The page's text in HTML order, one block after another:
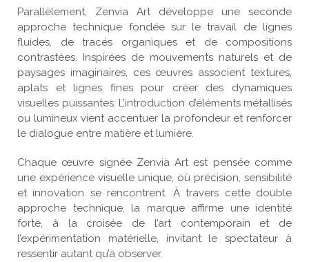
Parallèlement, Zenvia Art développe une seconde
approche technique fondée sur le travail de lignes
fluides, de tracés organiques et de compositions
contrastées. Inspirées de mouvements naturels et de
paysages imaginaires, ces œuvres associent textures,
aplats et lignes fines pour créer des dynamiques
visuelles puissantes. L’introduction d’éléments métallisés
ou lumineux vient accentuer la profondeur et renforcer
le dialogue entre matière et lumière.
Chaque œuvre signée Zenvia Art est pensée comme
une expérience visuelle unique, où précision, sensibilité
et innovation se rencontrent. À travers cette double
approche technique, la marque affirme une identité
forte, à la croisée de l’art contemporain et de
l’expérimentation matérielle, invitant le spectateur à
ressentir autant qu’à observer.